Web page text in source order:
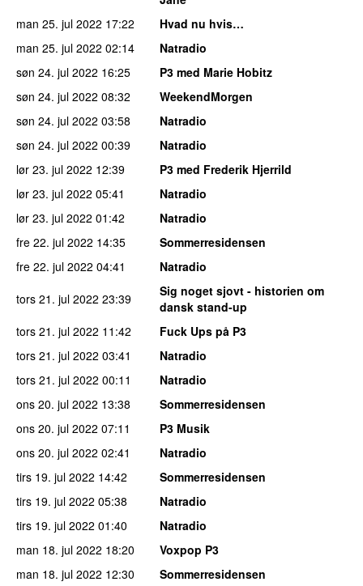
man 25. jul 2022 17:22
Hvad nu hvis…
man 25. jul 2022 02:14
Natradio
søn 24. jul 2022 16:25
P3 med Marie Hobitz
søn 24. jul 2022 08:32
WeekendMorgen
søn 24. jul 2022 03:58
Natradio
søn 24. jul 2022 00:39
Natradio
lør 23. jul 2022 12:39
P3 med Frederik Hjerrild
lør 23. jul 2022 05:41
Natradio
lør 23. jul 2022 01:42
Natradio
fre 22. jul 2022 14:35
Sommerresidensen
fre 22. jul 2022 04:41
Natradio
tors 21. jul 2022 23:39
Sig noget sjovt - historien om
dansk stand-up
tors 21. jul 2022 11:42
Fuck Ups på P3
tors 21. jul 2022 03:41
Natradio
tors 21. jul 2022 00:11
Natradio
ons 20. jul 2022 13:38
Sommerresidensen
ons 20. jul 2022 07:11
P3 Musik
ons 20. jul 2022 02:41
Natradio
tirs 19. jul 2022 14:42
Sommerresidensen
tirs 19. jul 2022 05:38
Natradio
tirs 19. jul 2022 01:40
Natradio
man 18. jul 2022 18:20
Voxpop P3
man 18. jul 2022 12:30 Sommerresidensen